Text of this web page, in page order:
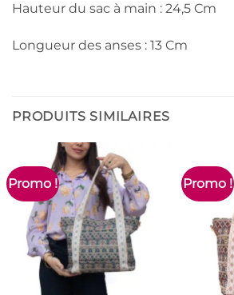
Hauteur du sac à main : 24,5 Cm
Longueur des anses : 13 Cm
PRODUITS SIMILAIRES
Promo ! Promo !